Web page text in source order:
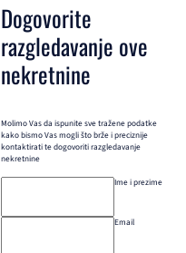
Dogovorite
razgledavanje ove
nekretnine
Molimo Vas da ispunite sve tražene podatke
kako bismo Vas mogli što brže i preciznije
kontaktirati te dogovoriti razgledavanje
nekretnine
Ime i prezime
Email